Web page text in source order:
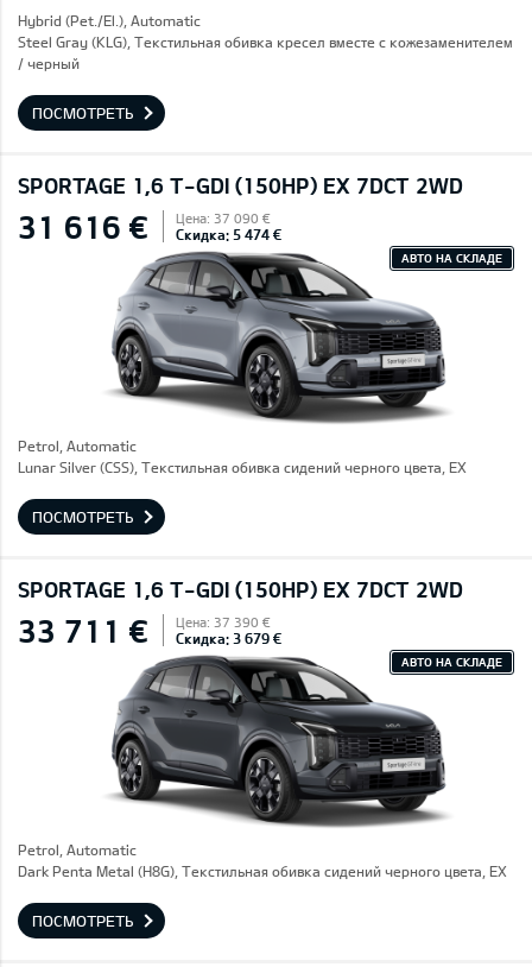
Hybrid (Pet./El.), Automatic
Steel Gray (KLG), Текстильная обивка кресел вместе с кожезаменителем
/ черный
ПОСМОТРЕТЬ
SPORTAGE 1,6 T-GDI (150HP) EX 7DCT 2WD
31 616 € Цена: 37 090 €
Скидка: 5 474 €
АВТО НА СКЛАДЕ
Petrol, Automatic
Lunar Silver (CSS), Текстильная обивка сидений черного цвета, EX
ПОСМОТРЕТЬ
SPORTAGE 1,6 T-GDI (150HP) EX 7DCT 2WD
33 711 € Цена: 37 390 €
Скидка: 3 679 €
АВТО НА СКЛАДЕ
Petrol, Automatic
Dark Penta Metal (H8G), Текстильная обивка сидений черного цвета, EX
ПОСМОТРЕТЬ